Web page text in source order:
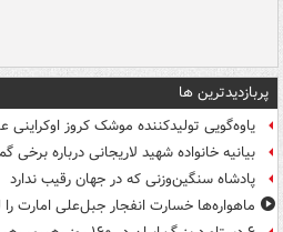
پربازدیدترین ها
یاوه‌گویی تولیدکننده موشک کروز اوکراینی
بیانیه خانواده شهید لاریجانی درباره برخی
پادشاه سنگین‌وزنی که در جهان رقیب ندارد
ماهواره‌ها خسارت انفجار جبل‌علی امارت را